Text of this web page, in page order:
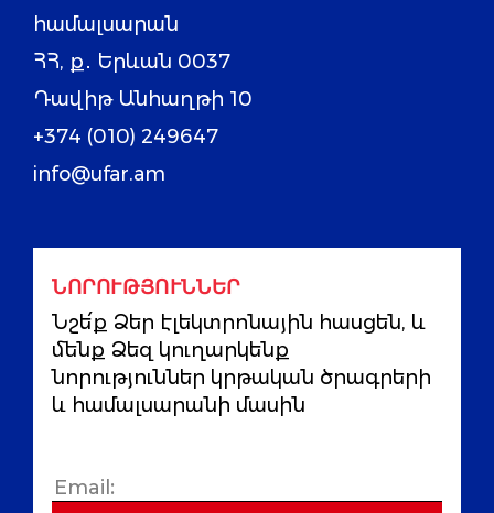
համալսարան
ՀՀ, ք․ Երևան 0037
Դավիթ Անհաղթի 10
+374 (010) 249647
info@ufar.am
ՆՈՐՈՒԹՅՈՒՆՆԵՐ
Նշե՛ք Ձեր էլեկտրոնային հասցեն, և
մենք Ձեզ կուղարկենք
նորություններ կրթական ծրագրերի
և համալսարանի մասին